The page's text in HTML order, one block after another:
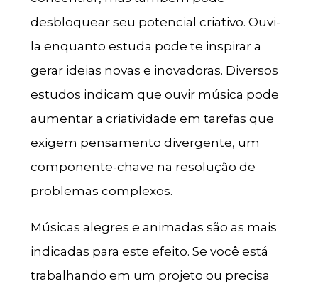
desbloquear seu potencial criativo. Ouvi-
la enquanto estuda pode te inspirar a
gerar ideias novas e inovadoras. Diversos
estudos indicam que ouvir música pode
aumentar a criatividade em tarefas que
exigem pensamento divergente, um
componente-chave na resolução de
problemas complexos.
Músicas alegres e animadas são as mais
indicadas para este efeito. Se você está
trabalhando em um projeto ou precisa